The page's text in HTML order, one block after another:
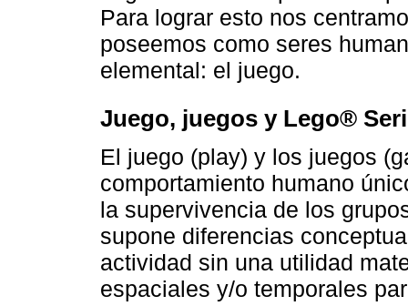
Para lograr esto nos
poseemos como seres
elemental: el juego.
Juego, juegos y Lego®
El juego (play) y los juegos
comportamiento humano
la supervivencia de los
supone diferencias
actividad sin una utilidad
espaciales y/o temporales